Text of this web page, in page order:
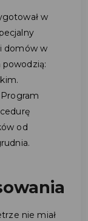
w
domów w
od
nie miał